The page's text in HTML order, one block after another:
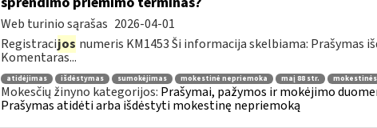
Web turinio sąrašas 2026-04-01
Registracijos numeris KM1453 Ši informacija skelbiama: Prašymas
Komentaras...
atidėjimas išdėstymas sumokėjimas mokestinė nepriemoka maį 88 str.
Mokesčių žinyno kategorijos: Prašymai, pažymos ir mokėjimo
Prašymas atidėti arba išdėstyti mokestinę nepriemoką